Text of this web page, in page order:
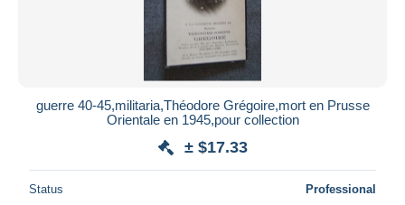
guerre 40-45,militaria,Théodore Grégoire,mort en Prusse
Orientale en 1945,pour collection
± $17.33
Status Professional